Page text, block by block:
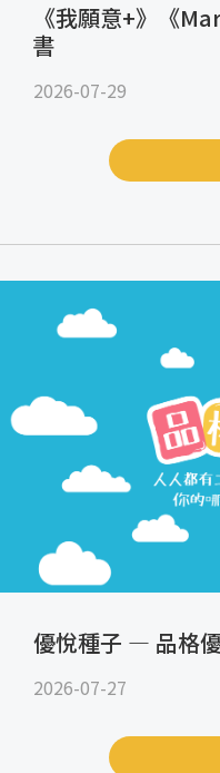
《我願意+》《
書
2026-07-29
優悅種子 — 品格
2026-07-27